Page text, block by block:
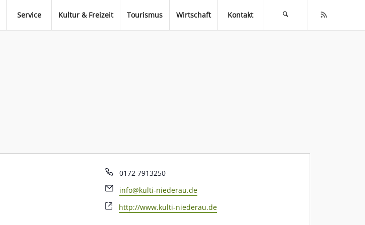
Service Kultur & Freizeit Tourismus Wirtschaft Kontakt
Telefon
0172 7913250
Email
info@kulti-niederau.de
Webseite
http://www.kulti-niederau.de